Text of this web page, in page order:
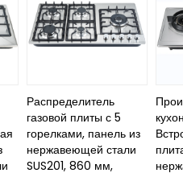
Распределитель
газовой плиты с 5
горелками, панель из
нержавеющей стали
SUS201, 860 мм,